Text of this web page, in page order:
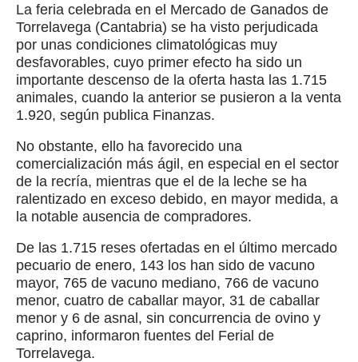
La feria celebrada en el Mercado de Ganados de
Torrelavega (Cantabria) se ha visto perjudicada
por unas condiciones climatológicas muy
desfavorables, cuyo primer efecto ha sido un
importante descenso de la oferta hasta las 1.715
animales, cuando la anterior se pusieron a la venta
1.920, según publica Finanzas.
No obstante, ello ha favorecido una
comercialización más ágil, en especial en el sector
de la recría, mientras que el de la leche se ha
ralentizado en exceso debido, en mayor medida, a
la notable ausencia de compradores.
De las 1.715 reses ofertadas en el último mercado
pecuario de enero, 143 los han sido de vacuno
mayor, 765 de vacuno mediano, 766 de vacuno
menor, cuatro de caballar mayor, 31 de caballar
menor y 6 de asnal, sin concurrencia de ovino y
caprino, informaron fuentes del Ferial de
Torrelavega.